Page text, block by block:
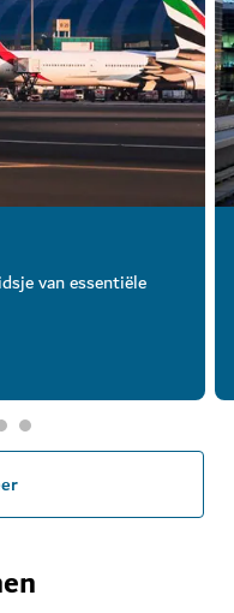
van essentiële